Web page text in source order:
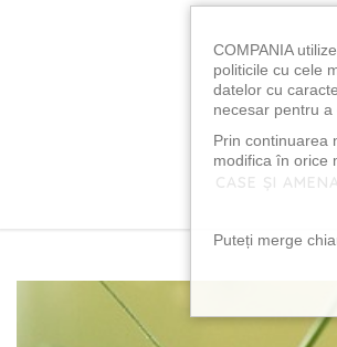
CASE ȘI
COMPANIA
politicile cu cele
datelor cu
necesar pentru a
Prin continuarea
modifica în orice
Puteți merge